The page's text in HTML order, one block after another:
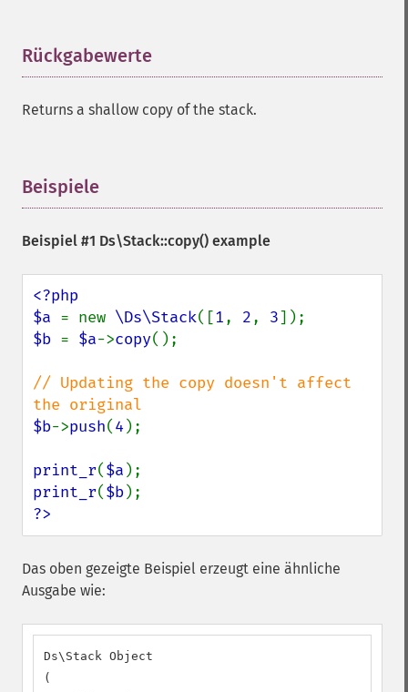
Rückgabewerte
Returns a shallow copy of the stack.
Beispiele
Beispiel #1 Ds\Stack::copy() example
<?php
$a = new \Ds\Stack([1, 2, 3
$b = $a->copy();
// Updating the copy doesn't affect
$b->push(4 );
print_r($a
print_r($b
?>
Das oben gezeigte Beispiel erzeugt eine ähnliche
Ausgabe wie:
Ds\Stack Object
(